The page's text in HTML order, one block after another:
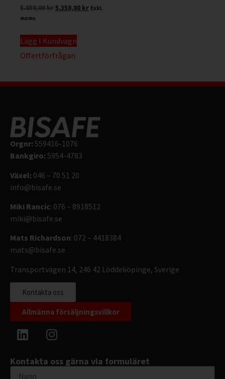
5.850,00kr5.350,00 kr Exkl.
moms
Lägg I Kundvagn
Offertförfrågan
Orgnr: 559416-1076
Bankgiro: 5954-4783
Växel: 046 – 70 51 20
info@bisafe.se
Miki Rancic: 076 – 8918512
miki@bisafe.se
Mats Richardson: 072 – 4418384
mats@bisafe.se
Transportvägen 14, 246 42 Löddeköpinge, Sverige
Kontakta oss
Allmänna försäljningsvillkor
Kontakta oss gärna via formuläret